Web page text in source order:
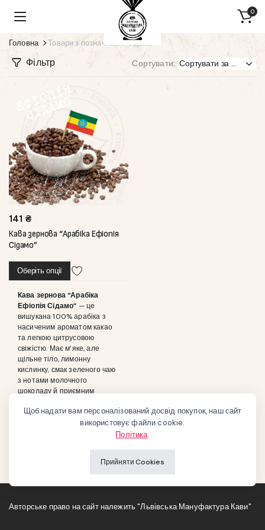
0
Головна Товари з позначками “сідамо”
Фільтр Сортувати:
141 ₴
Кава зернова “Арабіка Ефіопія
Сідамо”
Оберіть опції
Кава зернова “Арабіка
Ефіопія Сідамо” — це
вишукана 100% арабіка з
насиченим ароматом какао
та легкою цитрусовою
свіжістю. Має м’яке, але
щільне тіло, лимонну
кислинку, смак зеленого чаю
з нотами молочного
шоколаду й приємним
Авторське право на сайт належить "Львівська Мануфактура Кави"
Щоб надати вам персоналізований досвід покупок, наш сайт
використовує файли cookie.
Політика.
Прийняти Cookies